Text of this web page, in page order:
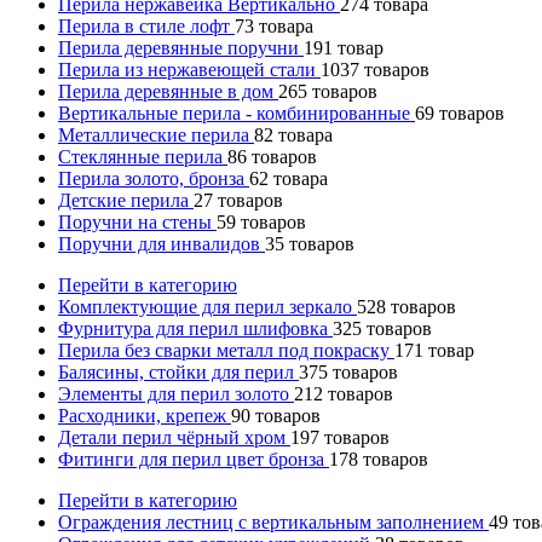
Перила нержавейка Вертикально 274 товара
Перила в стиле лофт 73 товара
Перила деревянные поручни 191 товар
Перила из нержавеющей стали 1037 товаров
Перила деревянные в дом 265 товаров
Вертикальные перила - комбинированные 69 товаров
Металлические перила 82 товара
Стеклянные перила 86 товаров
Перила золото, бронза 62 товара
Детские перила 27 товаров
Поручни на стены 59 товаров
Поручни для инвалидов 35 товаров
Перейти в категорию
Комплектующие для перил зеркало 528 товаров
Фурнитура для перил шлифовка 325 товаров
Перила без сварки металл под покраску 171 товар
Балясины, стойки для перил 375 товаров
Элементы для перил золото 212 товаров
Расходники, крепеж 90 товаров
Детали перил чёрный хром 197 товаров
Фитинги для перил цвет бронза 178 товаров
Перейти в категорию
Ограждения лестниц с вертикальным заполнением 49